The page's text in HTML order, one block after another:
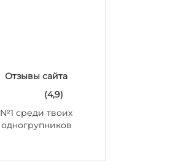
Отзывы сайта
(4,9)
№1 среди твоих
одногрупников